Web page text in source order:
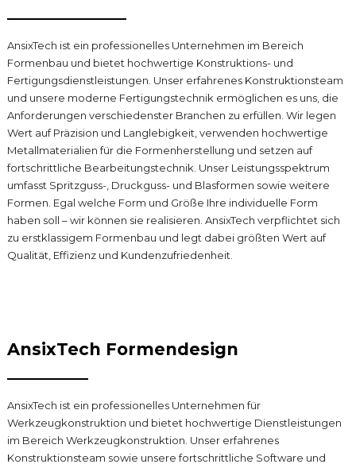
AnsixTech ist ein professionelles Unternehmen im Bereich
Formenbau und bietet hochwertige Konstruktions- und
Fertigungsdienstleistungen. Unser erfahrenes Konstruktionsteam
und unsere moderne Fertigungstechnik ermöglichen es uns, die
Anforderungen verschiedenster Branchen zu erfüllen. Wir legen
Wert auf Präzision und Langlebigkeit, verwenden hochwertige
Metallmaterialien für die Formenherstellung und setzen auf
fortschrittliche Bearbeitungstechnik. Unser Leistungsspektrum
umfasst Spritzguss-, Druckguss- und Blasformen sowie weitere
Formen. Egal welche Form und Größe Ihre individuelle Form
haben soll – wir können sie realisieren. AnsixTech verpflichtet sich
zu erstklassigem Formenbau und legt dabei größten Wert auf
Qualität, Effizienz und Kundenzufriedenheit.
AnsixTech Formendesign
AnsixTech ist ein professionelles Unternehmen für
Werkzeugkonstruktion und bietet hochwertige Dienstleistungen
im Bereich Werkzeugkonstruktion. Unser erfahrenes
Konstruktionsteam sowie unsere fortschrittliche Software und